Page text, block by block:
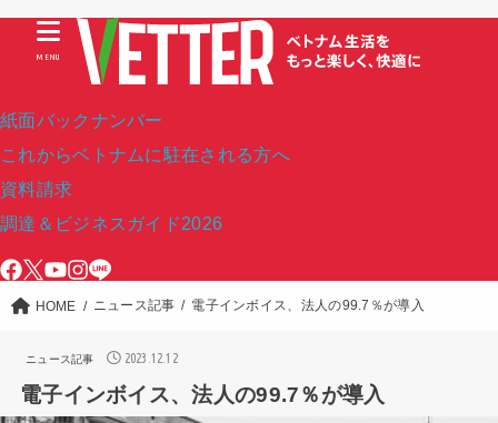
紙面バックナンバー
これからベトナムに駐在される方へ
資料請求
調達＆ビジネスガイド2026
MENU
HOME ニュース記事 電子インボイス、法人の99.7％が導入
ニュース記事 2023.12.12
電子インボイス、法人の99.7％が導入